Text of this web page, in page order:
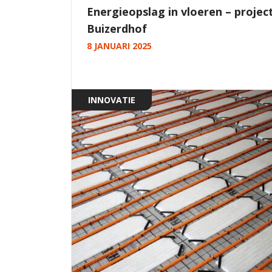
Energieopslag in vloeren –
Buizerdhof
8 JANUARI 2025
INNOVATIE